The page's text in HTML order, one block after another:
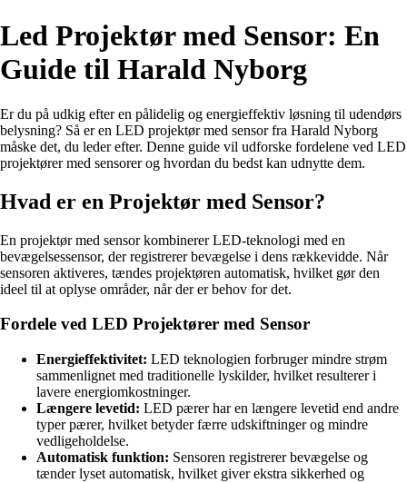
Led Projektør med Sensor: En
Guide til Harald Nyborg
Er du på udkig efter en pålidelig og energieffektiv løsning til udendørs
belysning? Så er en LED projektør med sensor fra Harald Nyborg
måske det, du leder efter. Denne guide vil udforske fordelene ved LED
projektører med sensorer og hvordan du bedst kan udnytte dem.
Hvad er en Projektør med Sensor?
En projektør med sensor kombinerer LED-teknologi med en
bevægelsessensor, der registrerer bevægelse i dens rækkevidde. Når
sensoren aktiveres, tændes projektøren automatisk, hvilket gør den
ideel til at oplyse områder, når der er behov for det.
Fordele ved LED Projektører med Sensor
Energieffektivitet: LED teknologien forbruger mindre strøm
sammenlignet med traditionelle lyskilder, hvilket resulterer i
lavere energiomkostninger.
Længere levetid: LED pærer har en længere levetid end andre
typer pærer, hvilket betyder færre udskiftninger og mindre
vedligeholdelse.
Automatisk funktion: Sensoren registrerer bevægelse og
tænder lyset automatisk, hvilket giver ekstra sikkerhed og